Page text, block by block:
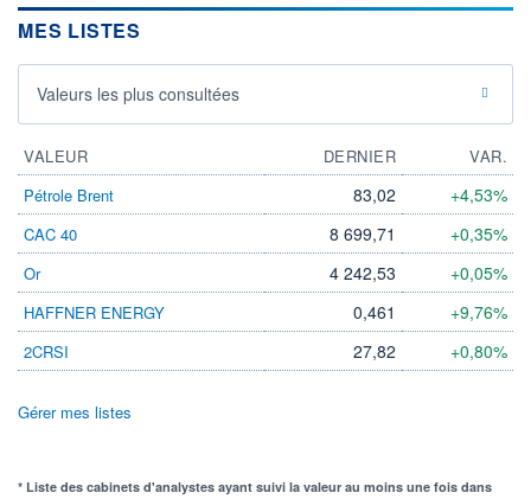
MES LISTES
Valeurs les plus consultées
VALEUR DERNIER
VAR.
Pétrole Brent
83,02 +4,53%
CAC 40 8 699,71 +0,35%
Or 4 242,53 +0,05%
HAFFNER ENERGY 0,461 +9,76%
2CRSI 27,82 +0,80%
Gérer mes listes
* Liste des cabinets d'analystes ayant suivi la valeur au moins une fois dans